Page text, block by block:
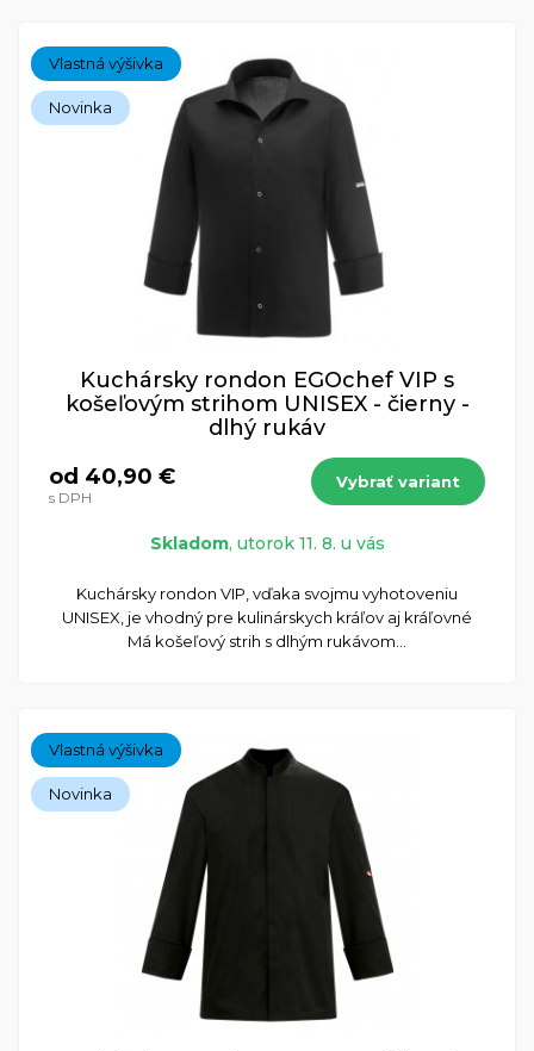
Vlastná výšivka
Novinka
Kuchársky rondon EGOchef VIP s
košeľovým strihom UNISEX - čierny -
dlhý rukáv
od 40,90 €
s DPH
Vybrať variant
Skladom, utorok 11. 8. u vás
​Kuchársky rondon VIP, vďaka svojmu vyhotoveniu
UNISEX, je vhodný pre kulinárskych kráľov aj kráľovné
Má košeľový strih s dlhým rukávom...
Vlastná výšivka
Novinka